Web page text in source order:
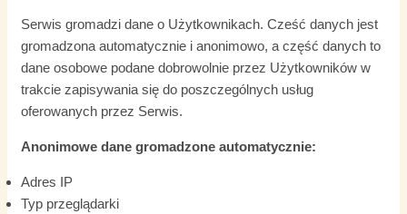
Serwis gromadzi dane o Użytkownikach. Cześć danych jest
gromadzona automatycznie i anonimowo, a część danych to
dane osobowe podane dobrowolnie przez Użytkowników w
trakcie zapisywania się do poszczególnych usług
oferowanych przez Serwis.
Anonimowe dane gromadzone automatycznie:
Adres IP
Typ przeglądarki